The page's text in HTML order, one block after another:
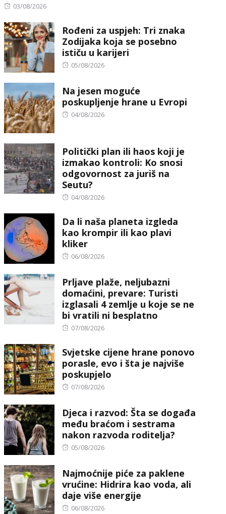
Posted
03/08/2026
Rođeni za uspjeh: Tri znaka
Zodijaka koja se posebno
ističu u karijeri
Posted
05/08/2026
Na jesen moguće
poskupljenje hrane u Evropi
Posted
04/08/2026
Politički plan ili haos koji je
izmakao kontroli: Ko snosi
odgovornost za juriš na
Seutu?
Posted
04/08/2026
Da li naša planeta izgleda
kao krompir ili kao plavi
kliker
Posted
06/08/2026
Prljave plaže, neljubazni
domaćini, prevare: Turisti
izglasali 4 zemlje u koje se ne
bi vratili ni besplatno
Posted
07/08/2026
Svjetske cijene hrane ponovo
porasle, evo i šta je najviše
poskupjelo
Posted
07/08/2026
Djeca i razvod: Šta se događa
među braćom i sestrama
nakon razvoda roditelja?
Posted
05/08/2026
Najmoćnije piće za paklene
vrućine: Hidrira kao voda, ali
daje više energije
Posted
06/08/2026